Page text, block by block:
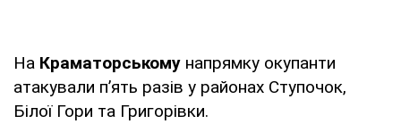
На Краматорському напрямку окупанти
атакували п’ять разів у районах Ступочок,
Білої Гори та Григорівки.